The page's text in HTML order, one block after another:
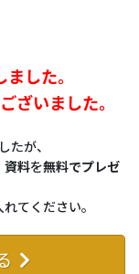
した。
ざいました。
たが、
資料を無料でプレゼ
てください。